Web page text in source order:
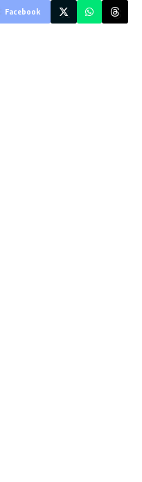
Facebook